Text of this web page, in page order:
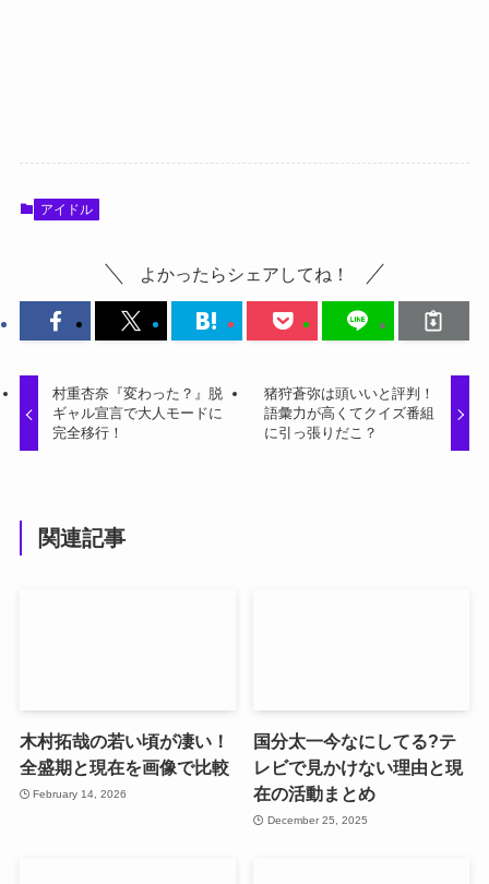
アイドル
よかったらシェアしてね！
村重杏奈『変わった？』脱
ギャル宣言で大人モードに
完全移行！
猪狩蒼弥は頭いいと評判！
語彙力が高くてクイズ番組
に引っ張りだこ？
関連記事
木村拓哉の若い頃が凄い！
全盛期と現在を画像で比較
February 14, 2026
国分太一今なにしてる?テ
レビで見かけない理由と現
在の活動まとめ
December 25, 2025